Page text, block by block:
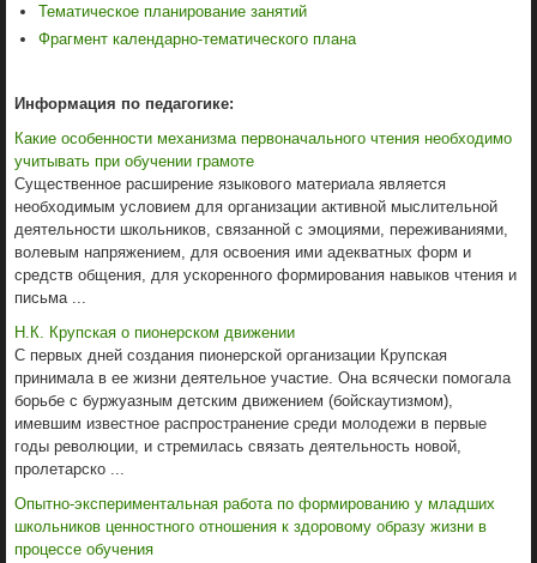
Тематическое планирование занятий
Фрагмент календарно-тематического плана
Информация по педагогике:
Какие особенности механизма первоначального чтения необходимо
учитывать при обучении грамоте
Существенное расширение языкового материала является
необходимым условием для организации активной мыслительной
деятельности школьников, связанной с эмоциями, переживаниями,
волевым напряжением, для освоения ими адекватных форм и
средств общения, для ускоренного формирования навыков чтения и
письма ...
Н.К. Крупская о пионерском движении
С первых дней создания пионерской организации Крупская
принимала в ее жизни деятельное участие. Она всячески помогала
борьбе с буржуазным детским движением (бойскаутизмом),
имевшим известное распространение среди молодежи в первые
годы революции, и стремилась связать деятельность новой,
пролетарско ...
Опытно-экспериментальная работа по формированию у младших
школьников ценностного отношения к здоровому образу жизни в
процессе обучения